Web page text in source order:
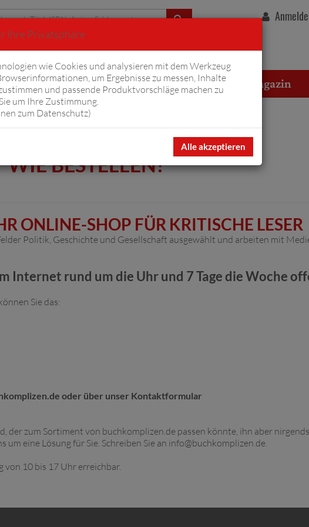
Suche
Hörbücher Komplizen Overton Magazin
WIE BESTELLEN?
ONLINE-SHOP FÜR KRITISCHE LESER
Politik, Geschichte und Gesellschaft ausgewählt und arbeiten mit
Internet rund um die Uhr und 7 Tage die Woche
Sie das:
oder über unser Kontaktformular
der zum Sortiment von buchkomplizen.de passen könnte, ihn aber
um eine Lösung für Sie. Schreiben Sie an info@buchkomplizen.de.
von 10 bis 17 Uhr erreichbar.
Ihre Privatsphäre
wie Cookies und analysieren mit dem Werkzeug
um Ergebnisse zu messen, Inhalte
und passende Produktvorschläge machen zu
um Ihre Zustimmung.
zum Datenschutz)
Alle akzeptieren